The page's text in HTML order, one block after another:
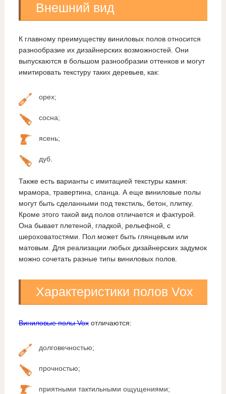
Внешний вид
К главному преимуществу виниловых полов относится
разнообразие их дизайнерских возможностей. Они
выпускаются в большом разнообразии оттенков и могут
имитировать текстуру таких деревьев, как:
орех;
сосна;
ясень;
дуб.
Также есть варианты с имитацией текстуры камня:
мрамора, травертина, сланца. А еще виниловые полы
могут быть сделанными под текстиль, бетон, плитку.
Кроме этого такой вид полов отличается и фактурой.
Она бывает плетеной, гладкой, рельефной, с
шероховатостями. Пол может быть глянцевым или
матовым. Для реализации любых дизайнерских задумок
можно сочетать разные типы виниловых полов.
Характеристики полов Vox
Виниловые полы Voxотличаются:
долговечностью;
прочностью;
приятными тактильными ощущениями;